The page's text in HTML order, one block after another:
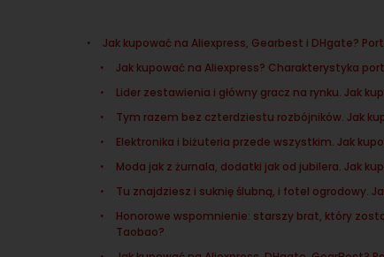
Jak kupować na Aliexpress, Gearbest i DHgate?
Jak kupować na Aliexpress? Charakterystyka
Lider zestawienia i główny gracz na rynku. Jak
Tym razem bez czterdziestu rozbójników. Jak
Elektronika i biżuteria przede wszystkim. Jak
Moda jak z żurnala, dodatki jak od jubilera. Jak
Tu znajdziesz i suknię ślubną, i fotel ogrodowy.
Honorowe wspomnienie: starszy brat, który
Taobao?